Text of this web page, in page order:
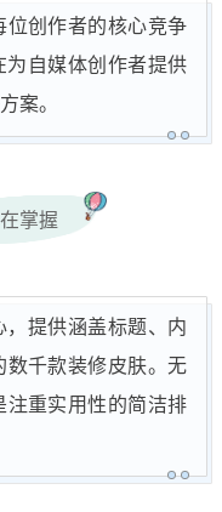
位创作者的核心竞争
为自媒体创作者提供
案。
掌握
提供涵盖标题、内
数千款装修皮肤。无
注重实用性的简洁排